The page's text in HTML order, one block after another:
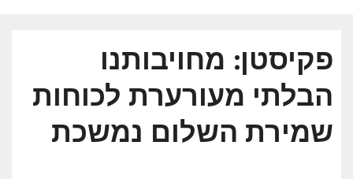
פקיסטן: מחויבותנו
הבלתי מעורערת לכוחות
שמירת השלום נמשכת